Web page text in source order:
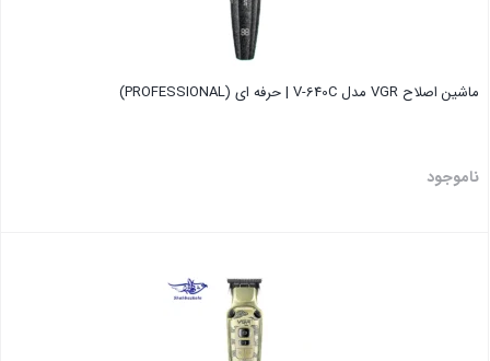
ماشین اصلاح VGR مدل V-640C | حرفه ای (PROFESSIONAL)
ناموجود